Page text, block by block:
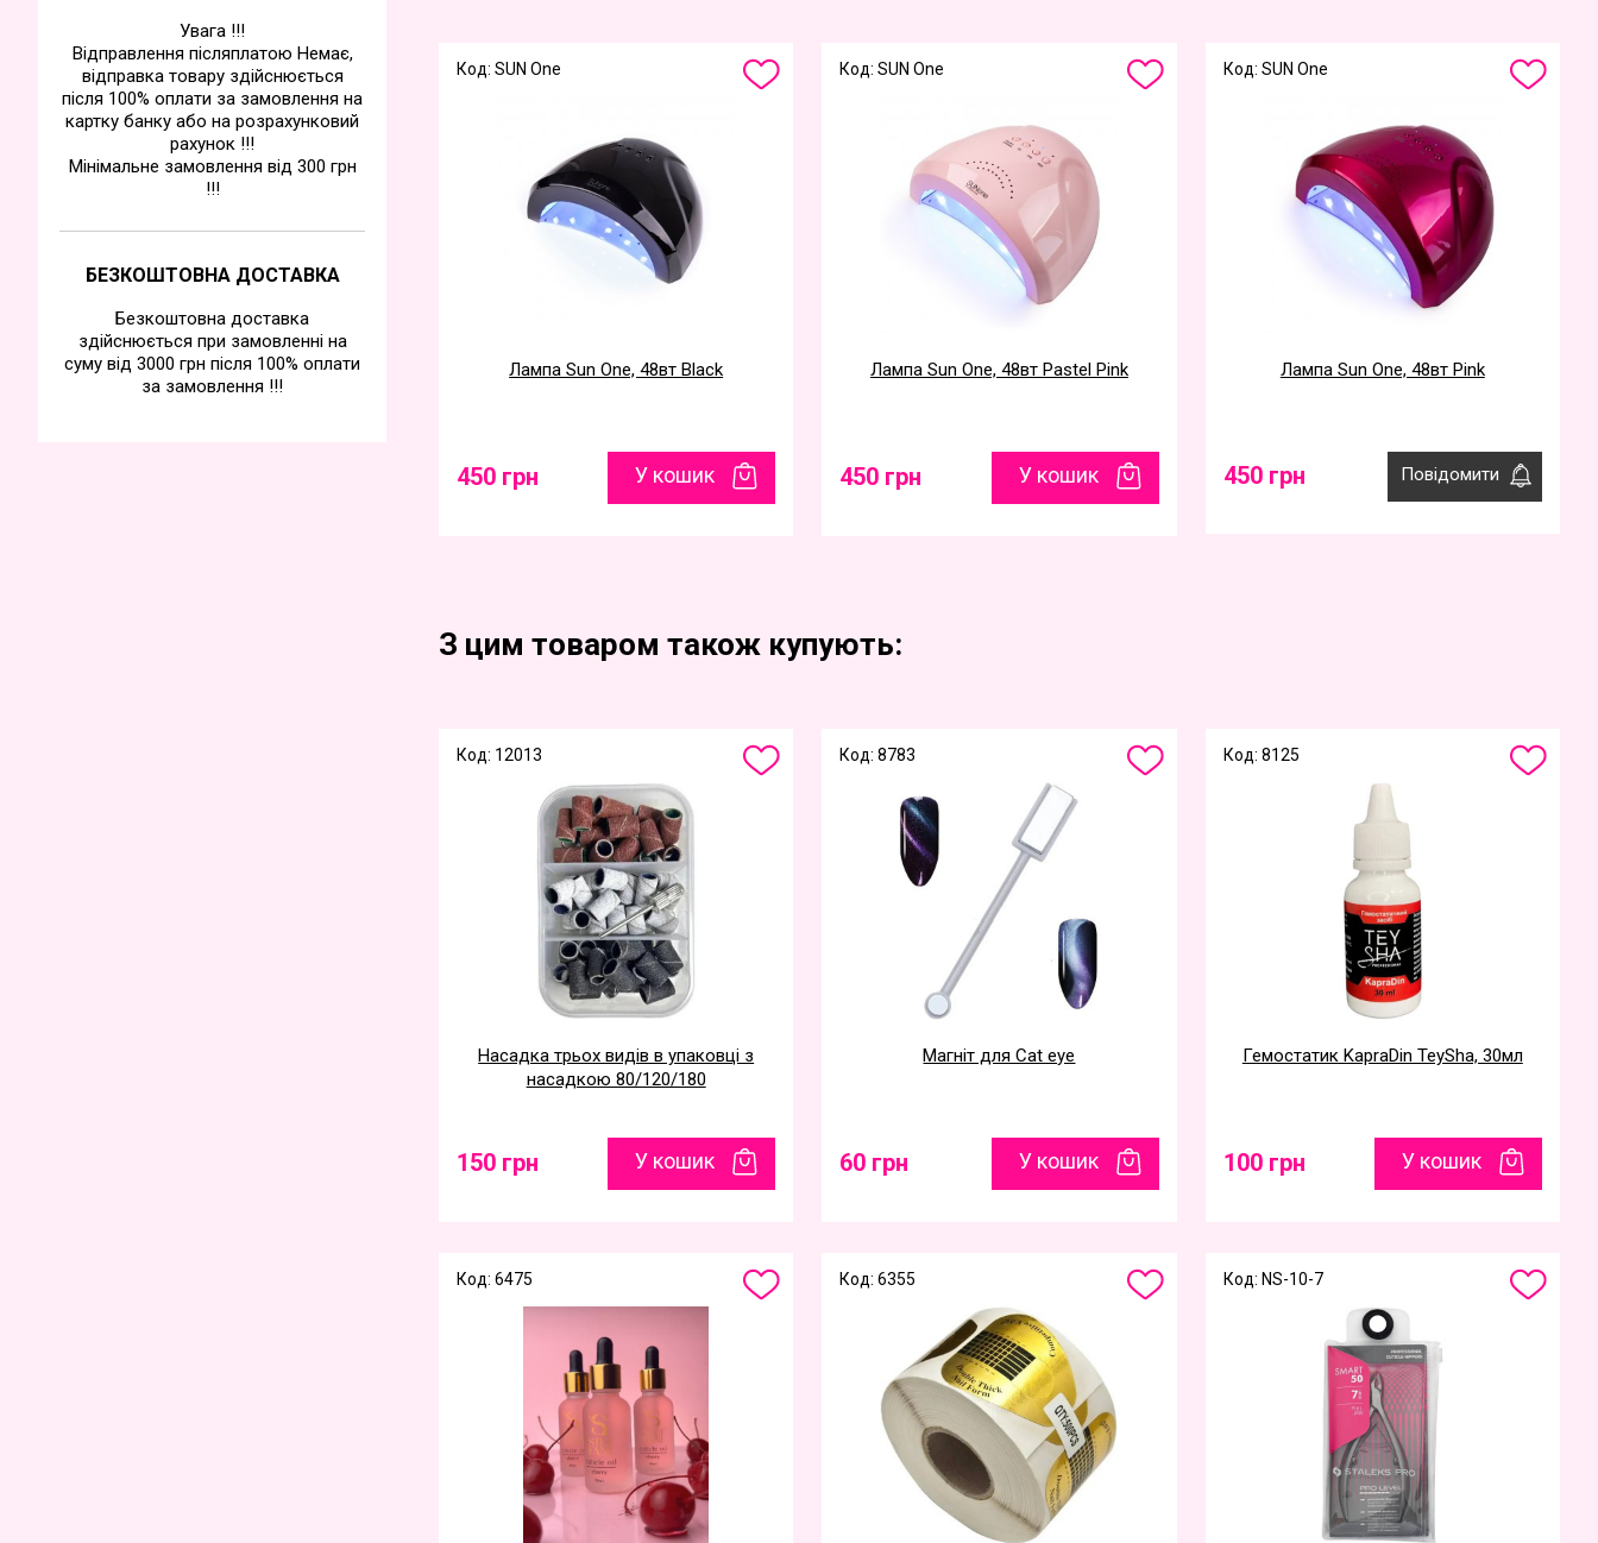
Увага !!!
Відправлення післяплатою Немає,
відправка товару здійснюється
після 100% оплати за замовлення на
картку банку або на розрахунковий
рахунок !!!
Мінімальне замовлення від 300 грн
!!!
БЕЗКОШТОВНА ДОСТАВКА
Безкоштовна доставка
здійснюється при замовленні на
суму від 3000 грн після 100% оплати
за замовлення !!!
Код: SUN One
Лампа Sun One, 48вт Black
450 грн У кошик
Код: SUN One
Лампа Sun One, 48вт Pastel Pink
450 грн У кошик
Код: SUN One
Лампа Sun One, 48вт Pink
450 грн Повідомити
З цим товаром також купують:
Код: 12013
Насадка трьох видів в упаковці з
насадкою 80/120/180
150 грн У кошик
Код: 8783
Магніт для Cat eye
60 грн У кошик
Код: 8125
Гемостатик KapraDin TeySha, 30мл
100 грн У кошик
Код: 6475 Код: 6355 Код: NS-10-7